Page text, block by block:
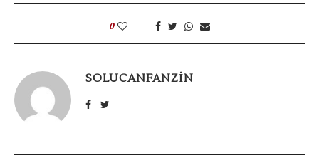
0
SOLUCANFANZIN